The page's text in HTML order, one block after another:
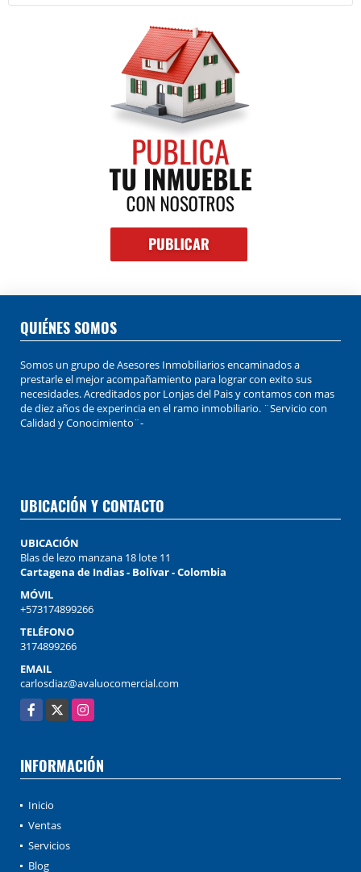
QUIÉNES SOMOS
Somos un grupo de Asesores Inmobiliarios encaminados a
prestarle el mejor acompañamiento para lograr con exito sus
necesidades. Acreditados por Lonjas del Pais y contamos con mas
de diez años de experincia en el ramo inmobiliario. ¨Servicio con
Calidad y Conocimiento¨-
UBICACIÓN Y CONTACTO
UBICACIÓN
Blas de lezo manzana 18 lote 11
Cartagena de Indias - Bolívar - Colombia
MÓVIL
+573174899266
TELÉFONO
3174899266
EMAIL
carlosdiaz@avaluocomercial.com
Facebook
X Instagram
INFORMACIÓN
Inicio
Ventas
Servicios
Blog